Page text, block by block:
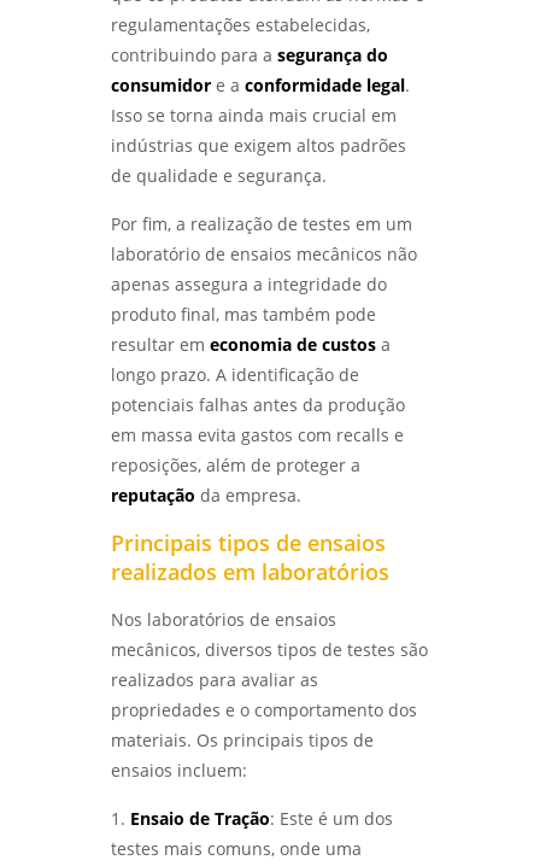
METALOGRÁFICO E TRANSFORME SEUS
PROJETOS - LABMETAL
DESVENDANDO OS SEGREDOS DA ANÁLISE
METALOGRÁFICA DE METAIS PARA INOVAÇÕES
INDUSTRIAIS - LABMETAL
CHAVE PARA MATERIAIS DE ALTA
DESCUBRA OS SEGREDOS DO LABORATÓRIO
DE METALOGRAFIA E TRANSFORME SEUS
PROJETOS - LABMETAL
COMO REALIZAR UMA ANÁLISE DO TIPO DE
QUEBRA EFICIENTE - LABMETAL
ANÁLISE DE FALHAS EM EQUIPAMENTOS
ELÉTRICOS: TÉCNICAS E IMPORTÂNCIA -
COMO REALIZAR O ENSAIO DE CORROSÃO POR
IDENTIFIQUE PROBLEMAS COMUNS NA
ANÁLISE DE FALHAS EM ENGRENAGENS EM SP
ANÁLISE DE FALHAS EM ROLAMENTOS EM SP:
SOLUÇÕES E MELHORES PRÁTICAS - LABMETAL
ANÁLISE DE FALHAS EM ENGRENAGENS:
IDENTIFIQUE PROBLEMAS ANTES QUE
análise de falhas em engrenagens
análise de falhas em engrenagens em sp
análise de falhas em equipamentos
eletricos
análise de falhas em rolamentos em sp
análise de falhas em rolamentos em são
paulo
análise de falhas para manutenção em
análise de falhas para manutenção em
são paulo
análise do tipo de quebra
ensaio de corrosão
ensaio de corrosão acelerada
ensaio de corrosão acelerada em sp
ensaio de corrosão acelerada em são
paulo
ensaio de corrosão intergranular
ensaio de corrosão intergranular em são
ensaio de corrosão por pite
regulamentações estabelecidas,
contribuindo para a segurança do
consumidore a conformidade legal.
Isso se torna ainda mais crucial em
indústrias que exigem altos padrões
de qualidade e segurança.
Por fim, a realização de testes em um
laboratório de ensaios mecânicos não
apenas assegura a integridade do
produto final, mas também pode
resultar em economia de custosa
longo prazo. A identificação de
potenciais falhas antes da produção
em massa evita gastos com recalls e
reposições, além de proteger a
reputação da empresa.
Principais tipos de ensaios
realizados em laboratórios
Nos laboratórios de ensaios
mecânicos, diversos tipos de testes são
realizados para avaliar as
propriedades e o comportamento dos
materiais. Os principais tipos de
ensaios incluem:
1. Ensaio de Tração: Este é um dos
testes mais comuns, onde uma